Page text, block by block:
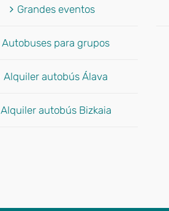
Grandes eventos
Autobuses para grupos
Alquiler autobús Álava
Alquiler autobús Bizkaia